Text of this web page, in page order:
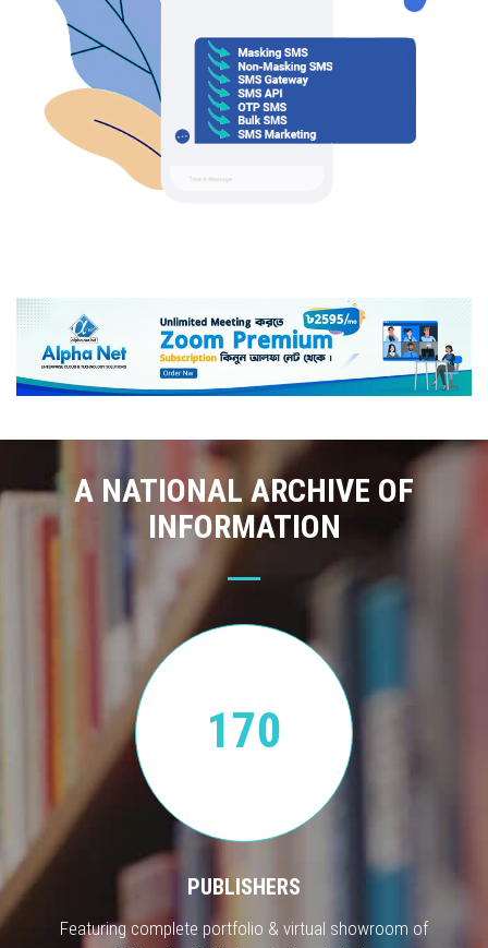
A NATIONAL ARCHIVE OF
INFORMATION
170
PUBLISHERS
Featuring complete portfolio & virtual showroom of